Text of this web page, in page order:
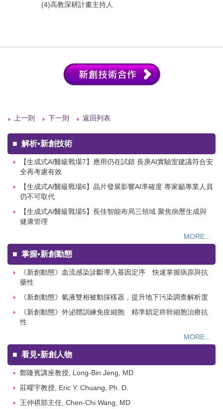
(4)高教深耕計畫主持人
上一則 下一則 返回列表
■ 解析▪新創技術
【生成式AI醫級戰場7】應用仍在試錯 長庚AI實驗室建議符合安
全再考慮有效
【生成式AI醫級戰場6】晶片發展影響AI準確度 專家籲專業人員
仍不可取代
【生成式AI醫級戰場5】長佳智能布局三領域 聚焦病歷生成與
健康管理
MORE...
■ 掌握▪新創動態
《新創動態》血流感染診斷導入基因定序 快速掌握病原與抗
藥性
《新創動態》氣液雙相被動採樣器，提升地下污染調查解析度
《新創動態》外泌體訓練免疫細胞 精準鎖定癌幹細胞治療抗
性
MORE...
■ 看見▪新創人物
鄭隆賓講座教授, Long-Bin Jeng, MD
莊曜宇教授, Eric Y. Chuang, Ph. D.
王仲祺部主任, Chen-Chi Wang, MD